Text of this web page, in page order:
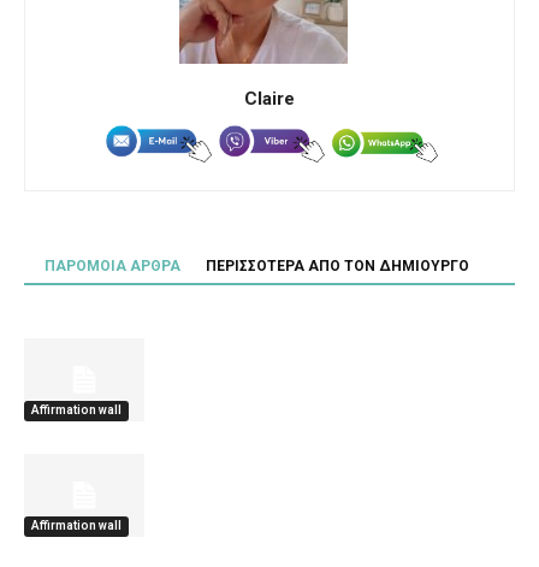
Claire
ΠΑΡΟΜΟΙΑ ΑΡΘΡΑ ΠΕΡΙΣΣΟΤΕΡΑ ΑΠΟ ΤΟΝ ΔΗΜΙΟΥΡΓΟ
Affirmation wall
Affirmation wall